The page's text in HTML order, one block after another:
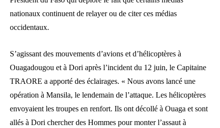
nationaux continuent de relayer ou de citer ces médias
occidentaux.
S’agissant des mouvements d’avions et d’hélicoptères à
Ouagadougou et à Dori après l’incident du 12 juin, le Capitaine
TRAORE a apporté des éclairages. « Nous avons lancé une
opération à Mansila, le lendemain de l’attaque. Les hélicoptères
envoyaient les troupes en renfort. Ils ont décollé à Ouaga et sont
allés à Dori chercher des Hommes pour monter l’assaut à